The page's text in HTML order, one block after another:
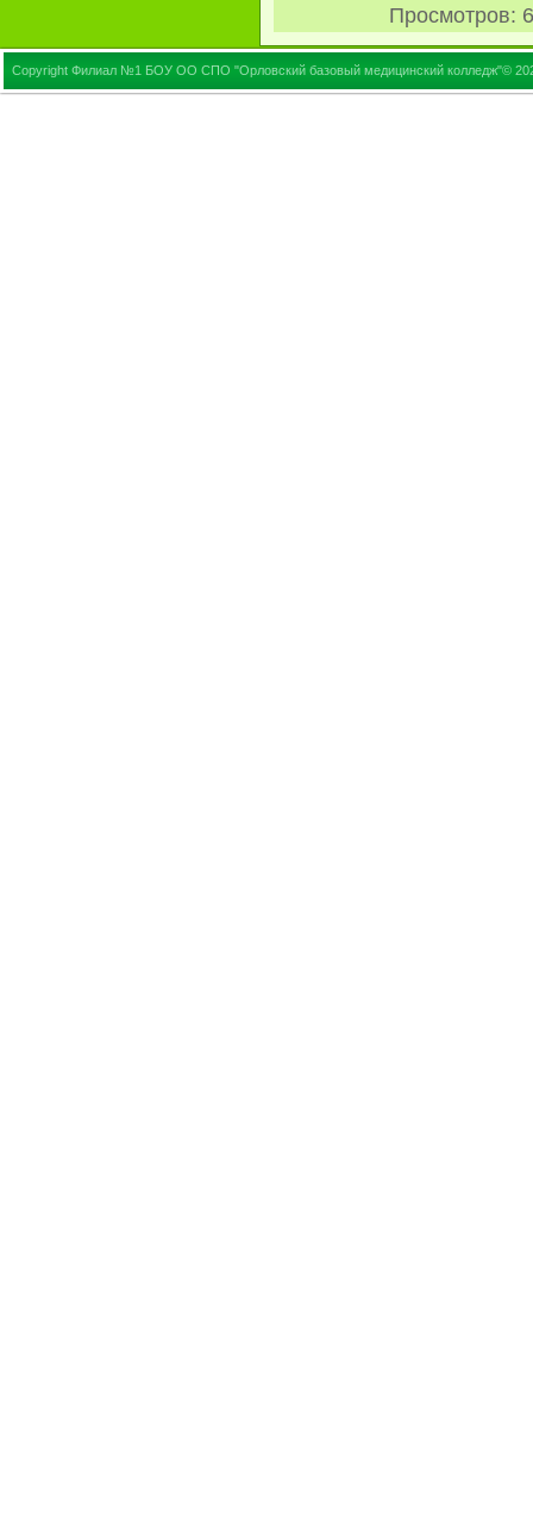
Просмотров:
Copyright Филиал №1 БОУ ОО СПО "Орловский базовый медицинский колледж"©